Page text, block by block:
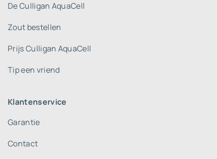
De Culligan AquaCell
Zout bestellen
Prijs Culligan AquaCell
Tip een vriend
Klantenservice
Garantie
Contact